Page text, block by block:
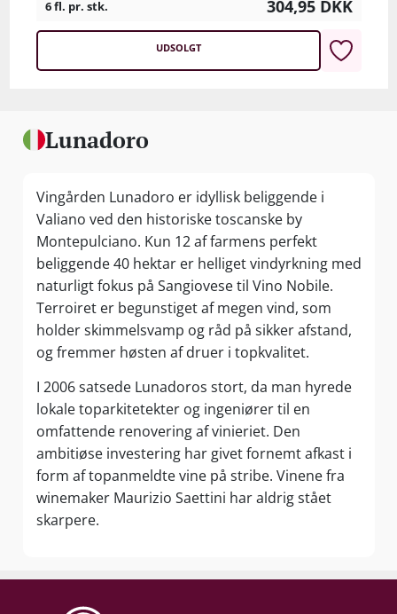
6 fl. pr. stk. 304,95 DKK
UDSOLGT
Lunadoro
Vingården Lunadoro er idyllisk beliggende i
Valiano ved den historiske toscanske by
Montepulciano. Kun 12 af farmens perfekt
beliggende 40 hektar er helliget vindyrkning med
naturligt fokus på Sangiovese til Vino Nobile.
Terroiret er begunstiget af megen vind, som
holder skimmelsvamp og råd på sikker afstand,
og fremmer høsten af druer i topkvalitet.
I 2006 satsede Lunadoros stort, da man hyrede
lokale toparkitetekter og ingeniører til en
omfattende renovering af vinieriet. Den
ambitiøse investering har givet fornemt afkast i
form af topanmeldte vine på stribe. Vinene fra
winemaker Maurizio Saettini har aldrig stået
skarpere.